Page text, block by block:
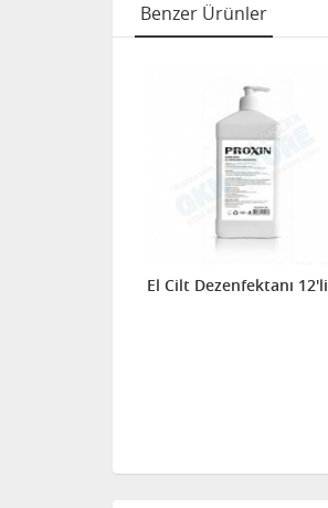
Benzer Ürünler
El Cilt Dezenfektanı 12'li